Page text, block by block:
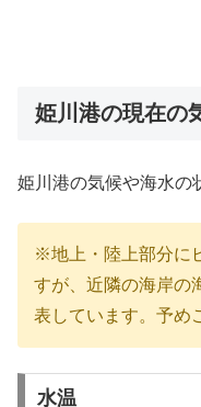
姫川港の現在の
姫川港の気候や海水の
※地上・陸上部分に
すが、近隣の海岸の
表しています。予め
水温